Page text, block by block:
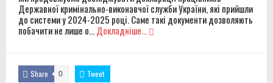
Державної кримінально-виконавчої служби України, які прийшли
до системи у 2024-2025 році. Саме такі документи дозволяють
побачити не лише о...Докладніше...
Share 0 Tweet